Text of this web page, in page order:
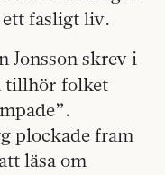
ett fasligt liv.
Jonsson skrev i
tillhör folket
plockade fram
läsa om